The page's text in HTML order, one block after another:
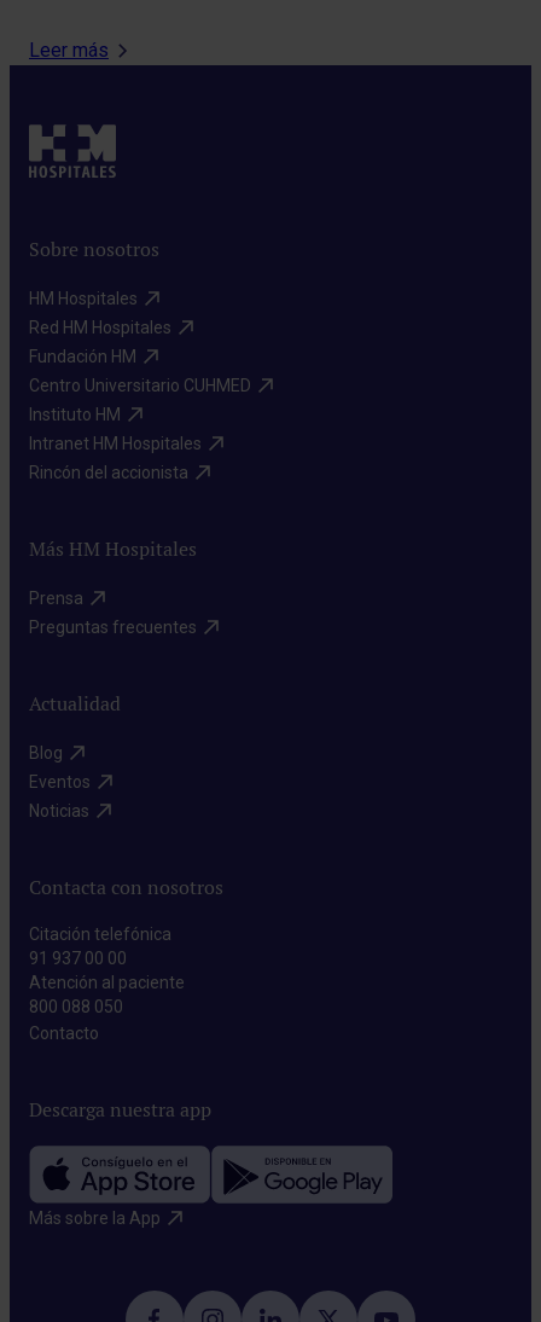
Leer más
Sobre nosotros
HM Hospitales​
Red HM Hospitales​
Fundación HM​
Centro Universitario CUHMED​
Instituto HM​
Intranet HM Hospitales​
Rincón del accionista​
Más HM Hospitales
Prensa​
Preguntas frecuentes​
Actualidad
Blog​
Eventos​
Noticias​
Contacta con nosotros
Citación telefónica
91 937 00 00
Atención al paciente
800 088 050
Contacto​
Descarga nuestra app
Más sobre la App​